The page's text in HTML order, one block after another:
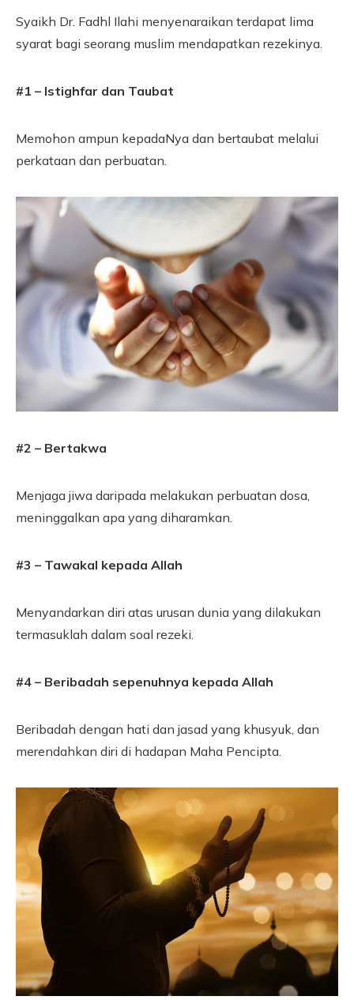
Syaikh Dr. Fadhl Ilahi menyenaraikan terdapat lima
syarat bagi seorang muslim mendapatkan rezekinya.
#1 – Istighfar dan Taubat
Memohon ampun kepadaNya dan bertaubat melalui
perkataan dan perbuatan.
#2 – Bertakwa
Menjaga jiwa daripada melakukan perbuatan dosa,
meninggalkan apa yang diharamkan.
#3 – Tawakal kepada Allah
Menyandarkan diri atas urusan dunia yang dilakukan
termasuklah dalam soal rezeki.
#4 – Beribadah sepenuhnya kepada Allah
Beribadah dengan hati dan jasad yang khusyuk, dan
merendahkan diri di hadapan Maha Pencipta.